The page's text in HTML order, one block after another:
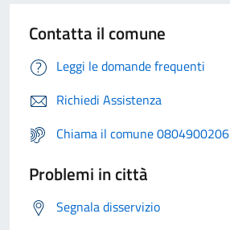
Contatta il comune
Leggi le domande frequenti
Richiedi Assistenza
Chiama il comune 0804900206
Problemi in città
Segnala disservizio